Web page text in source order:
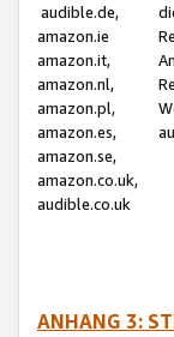
audible.de,
amazon.ie
amazon.it,
amazon.nl,
amazon.pl,
amazon.es,
amazon.se,
amazon.co.uk,
audible.co.uk
ANHANG 3: